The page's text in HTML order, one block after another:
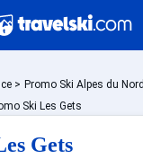
> Promo Ski Alpes du Nord
Ski Les Gets
Gets